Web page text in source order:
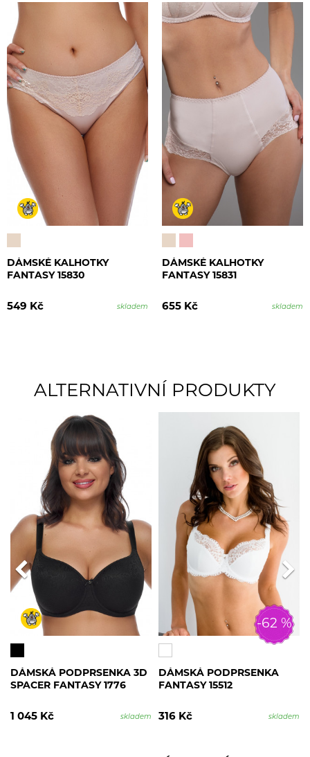
DÁMSKÉ KALHOTKY
FANTASY 15830
549 Kč skladem
DÁMSKÉ KALHOTKY
FANTASY 15831
655 Kč skladem
ALTERNATIVNÍ PRODUKTY
DÁMSKÁ PODPRSENKA 3D
SPACER FANTASY 1776
1 045 Kč skladem
-62 %
DÁMSKÁ PODPRSENKA
FANTASY 15512
316 Kč skladem